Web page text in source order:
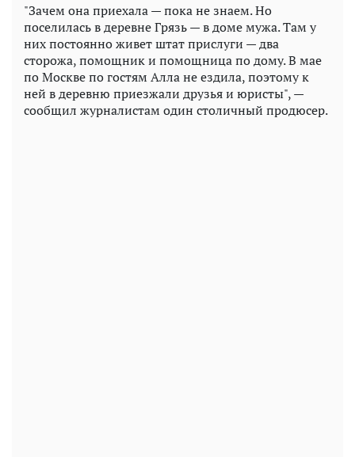
"Зачем она приехала — пока не знаем. Но
поселилась в деревне Грязь — в доме мужа. Там у
них постоянно живет штат прислуги — два
сторожа, помощник и помощница по дому. В мае
по Москве по гостям Алла не ездила, поэтому к
ней в деревню приезжали друзья и юристы", —
сообщил журналистам один столичный продюсер.